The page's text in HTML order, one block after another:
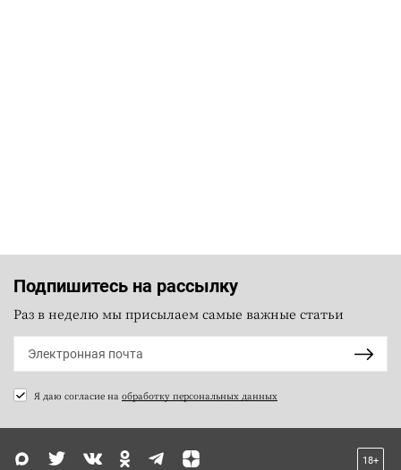
Подпишитесь на рассылку
Раз в неделю мы присылаем самые важные статьи
Я даю согласие на обработку персональных данных
18+